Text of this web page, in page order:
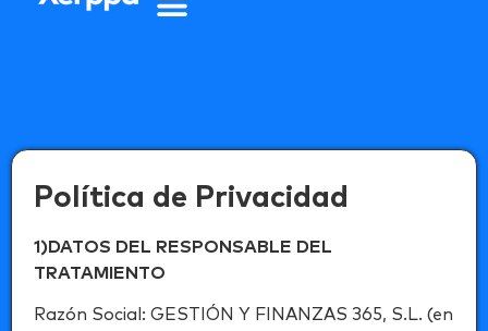
Política de Privacidad
1)DATOS DEL RESPONSABLE DEL
TRATAMIENTO
Razón Social: GESTIÓN Y FINANZAS 365, S.L. (en